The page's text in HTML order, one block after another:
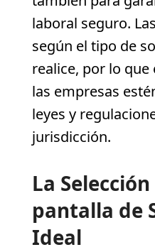
laboral seguro.
según el tipo de
realice, por lo
las empresas
leyes y
jurisdicción.
La
pantalla de
Ideal